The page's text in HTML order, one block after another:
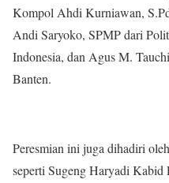
Kompol Ahdi Kurniawan,
Andi Saryoko, SPMP dari
Indonesia, dan Agus M.
Banten.
Peresmian ini juga dihadiri
seperti Sugeng Haryadi